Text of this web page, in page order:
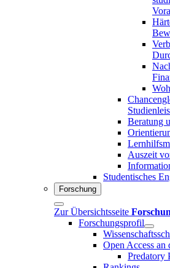
Beratung
Auszeit
Studentisches
Forschung
Zur Übersichtsseite
Forschungsprofil
Open Access an
Predatory